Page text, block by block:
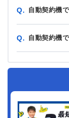
Q. 自動契約機
Q. 自動契約機